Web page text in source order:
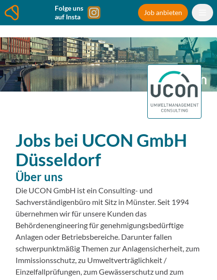
Folge uns
auf Insta
Job anbieten
Jobs bei UCON GmbH
Düsseldorf
Über uns
Die UCON GmbH ist ein Consulting- und
Sachverständigenbüro mit Sitz in Münster. Seit 1994
übernehmen wir für unsere Kunden das
Behördenengineering für genehmigungsbedürftige
Anlagen oder Betriebsbereiche. Darunter fallen
schwerpunktmäßig Themen zur Anlagensicherheit, zum
Immissionsschutz, zu Umweltverträglichkeit /
Einzelfallprüfungen, zum Gewässerschutz und zum